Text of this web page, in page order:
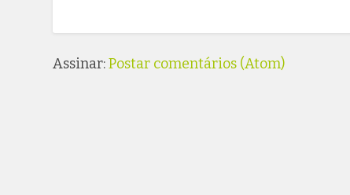
Assinar:Postar comentários (Atom)